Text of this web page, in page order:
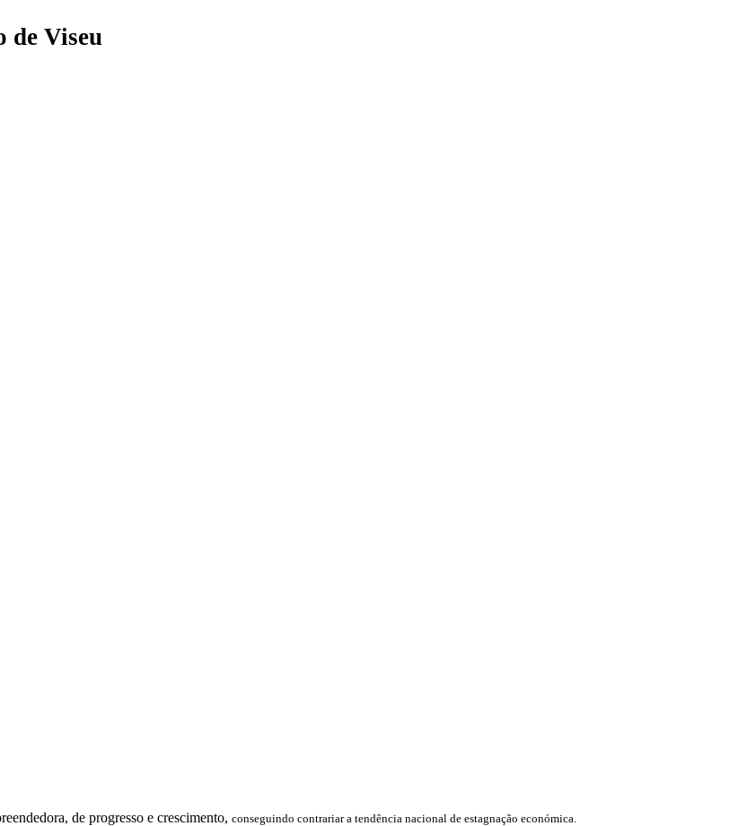
de Viseu
de progresso e crescimento, conseguindo contrariar a tendência nacional de estagnação económica.